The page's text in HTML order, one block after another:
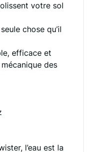
votre sol
chose qu’il
efficace et
des
l’eau est la